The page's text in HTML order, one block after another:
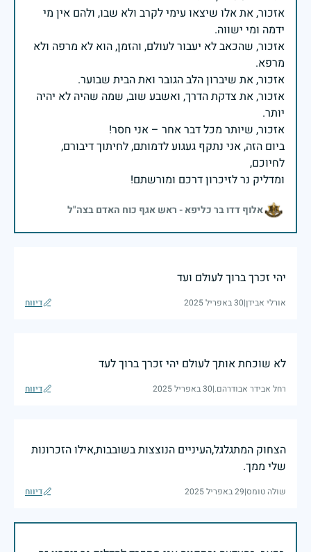
אזכור, את אלו שיצאו עימי לקרב ולא שבו, ולהם אין מי
אזכור, שהכאב לא יעבור לעולם, והזמן, הוא לא מרפה ולא
אזכור, את צדקת הדרך, ואשבע שוב, שמה שהיה לא יהיה
ביום הזה, אני נתקף געגוע לדמותם, לחיתוך דיבורם,
ומדליק נר לזיכרון דרכם ומורשתם!
אלוף דדו בר כליפא - ראש אגף כוח האדם בצה"ל
יהי זכרך ברוך לעולם ועד
אורלי אבידן|30 באפריל 2025 דיווח
לא שוכחת אותך לעולם יהי זכרך ברוך לעד
רחל אבידר אבודרהם.|30 באפריל 2025 דיווח
הצחוק המתגלגל,העיניים הנוצצות בשובבות,אילו הזכרונות
שלי ממך.
שולה טומס|29 באפריל 2025 דיווח